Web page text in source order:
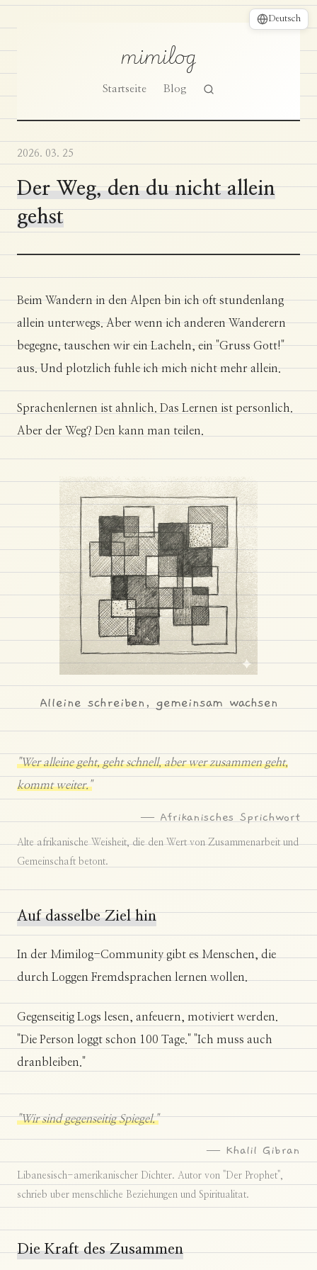
Deutsch
mimilog
Startseite Blog
2026. 03. 25
Der Weg, den du nicht allein
gehst
Beim Wandern in den Alpen bin ich oft stundenlang
allein unterwegs. Aber wenn ich anderen Wanderern
begegne, tauschen wir ein Lacheln, ein "Gruss Gott!"
aus. Und plotzlich fuhle ich mich nicht mehr allein.
Sprachenlernen ist ahnlich. Das Lernen ist personlich.
Aber der Weg? Den kann man teilen.
Alleine schreiben, gemeinsam wachsen
"Wer alleine geht, geht schnell, aber wer zusammen geht,
kommt weiter."
— Afrikanisches Sprichwort
Alte afrikanische Weisheit, die den Wert von Zusammenarbeit und
Gemeinschaft betont.
Auf dasselbe Ziel hin
In der Mimilog-Community gibt es Menschen, die
durch Loggen Fremdsprachen lernen wollen.
Gegenseitig Logs lesen, anfeuern, motiviert werden.
"Die Person loggt schon 100 Tage." "Ich muss auch
dranbleiben."
"Wir sind gegenseitig Spiegel."
— Khalil Gibran
Libanesisch-amerikanischer Dichter. Autor von "Der Prophet",
schrieb uber menschliche Beziehungen und Spiritualitat.
Die Kraft des Zusammen